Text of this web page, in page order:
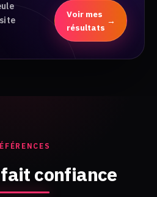
Voir mes
résultats
→
confiance